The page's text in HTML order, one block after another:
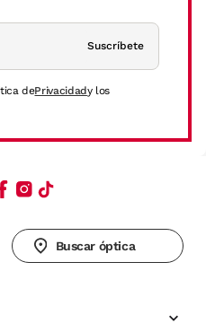
Suscríbete
dePrivacidady los
Buscar óptica